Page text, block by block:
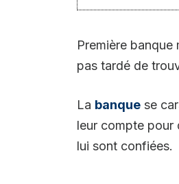
Première banque
pas tardé de
La banque se
leur compte pour
lui sont confiées.